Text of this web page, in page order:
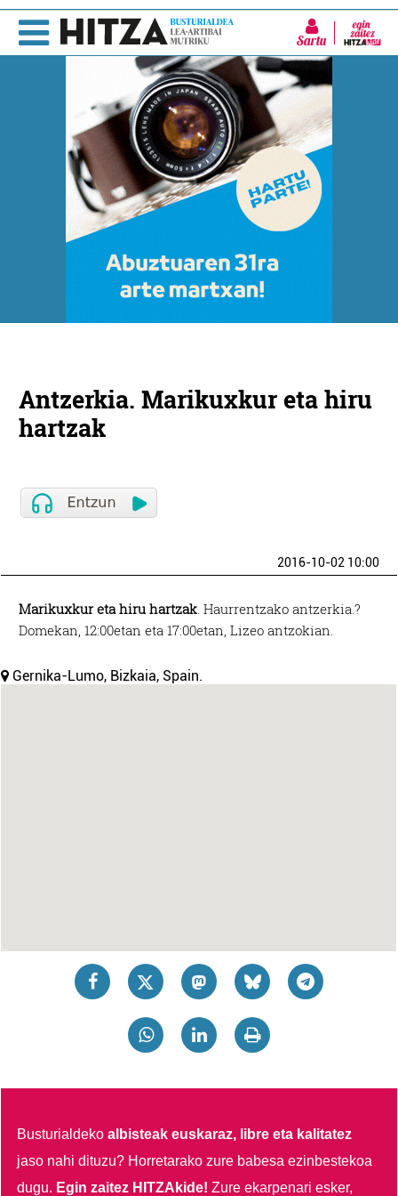
Sartu
Antzerkia. Marikuxkur eta hiru
hartzak
2016-10-02 10:00
Marikuxkur eta hiru hartzak. Haurrentzako antzerkia.?
Domekan, 12:00etan eta 17:00etan, Lizeo antzokian.
Gernika-Lumo, Bizkaia, Spain.
Busturialdekoalbisteak euskaraz, libre eta kalitatez
jaso nahi dituzu? Horretarako zure babesa ezinbestekoa
dugu. Egin zaitez HITZAkide!Zure ekarpenari esker,